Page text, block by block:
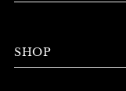
SHOP